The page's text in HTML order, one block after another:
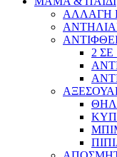
ΑΛΛΑΓΗ
2 ΣΕ